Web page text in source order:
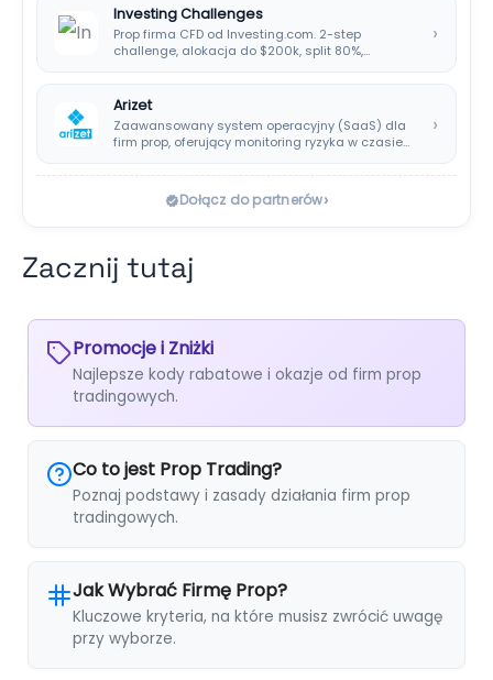
Investing Challenges
Prop firma CFD od Investing.com. 2-step
challenge, alokacja do $200k, split 80%,
›
Arizet
Zaawansowany system operacyjny (SaaS) dla
firm prop, oferujący monitoring ryzyka w czasie
›
Dołącz do partnerów›
Zacznij tutaj
Promocje i Zniżki
Najlepsze kody rabatowe i okazje od firm prop
tradingowych.
Co to jest Prop Trading?
Poznaj podstawy i zasady działania firm prop
tradingowych.
Jak Wybrać Firmę Prop?
Kluczowe kryteria, na które musisz zwrócić uwagę
przy wyborze.